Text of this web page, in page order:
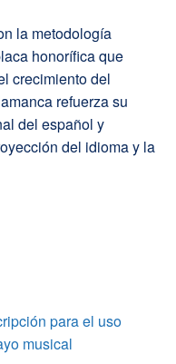
la metodología
honorífica que
crecimiento del
refuerza su
del español y
del idioma y la
para el uso
musical